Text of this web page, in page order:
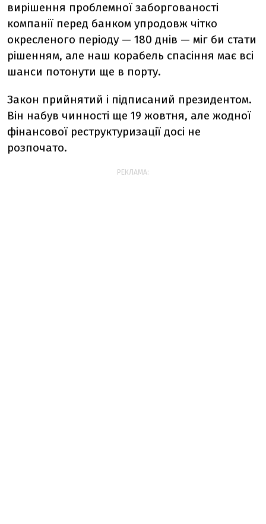
вирішення проблемної заборгованості
компанії перед банком упродовж чітко
окресленого періоду — 180 днів — міг би стати
рішенням, але наш корабель спасіння має всі
шанси потонути ще в порту.
Закон прийнятий і підписаний президентом.
Він набув чинності ще 19 жовтня, але жодної
фінансової реструктуризації досі не
розпочато.
РЕКЛАМА: